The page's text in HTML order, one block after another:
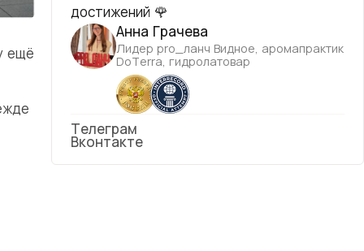
Анна Грачева
Лидер pro_ланч Видное, аромапрактик
DoTerra, гидролатовар
Телеграм
Вконтакте
достижений 🌹
ещё